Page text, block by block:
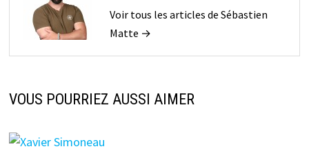
Voir tous les articles de Sébastien
Matte →
VOUS POURRIEZ AUSSI AIMER